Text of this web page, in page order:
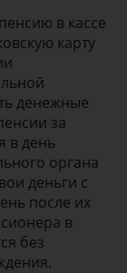
в кассе
карту
денежные
за
в день
органа
деньги с
после их
в
без